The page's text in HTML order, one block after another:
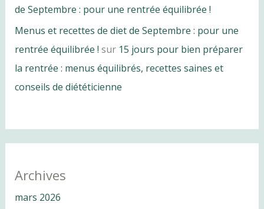
de Septembre : pour une rentrée équilibrée !
Menus et recettes de diet de Septembre : pour une
rentrée équilibrée ! sur 15 jours pour bien préparer
la rentrée : menus équilibrés, recettes saines et
conseils de diététicienne
Archives
mars 2026